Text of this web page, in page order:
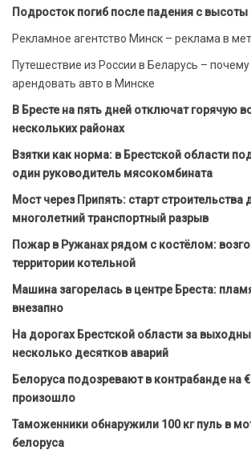
Подросток погиб после падения с
Рекламное агентство Минск – реклама в
Путешествие из России в Беларусь –
арендовать авто в Минске
В Бресте на пять дней отключат горячую
нескольких районах
Взятки как норма: в Брестской области
один руководитель мясокомбината
Мост через Припять: старт
многолетний транспортный разрыв
Пожар в Ружанах рядом с костёлом:
территории котельной
Машина загорелась в центре Бреста:
внезапно
На дорогах Брестской области за
несколько десятков аварий
Белоруса подозревают в контрабанде на
произошло
Таможенники обнаружили 100 кг пуль в
белоруса